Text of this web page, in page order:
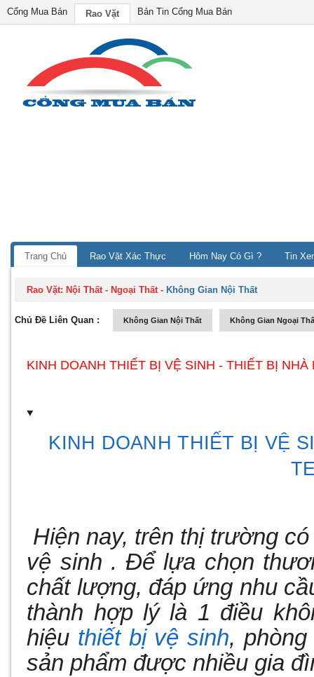
Cổng Mua Bán Rao Vặt Bản Tin Cổng Mua Bán
Trang Chủ Rao Vặt Xác Thực Hôm Nay Có Gì ? Tin
Rao Vặt: Nội Thất - Ngoại Thất- Không Gian Nội Thất
Chủ Đề Liên Quan : Không Gian Nội Thất Không Gian Ngoại
KINH DOANH THIẾT BỊ VỆ SINH - THIẾT BỊ NHÀ
KINH DOANH THIẾT BỊ VỆ
Hiện nay, trên thị trường
vệ sinh . Để lựa chọn
chất lượng, đáp ứng nhu
thành hợp lý là 1 điều
hiệu thiết bị vệ sinh,
sản phẩm được nhiều gia